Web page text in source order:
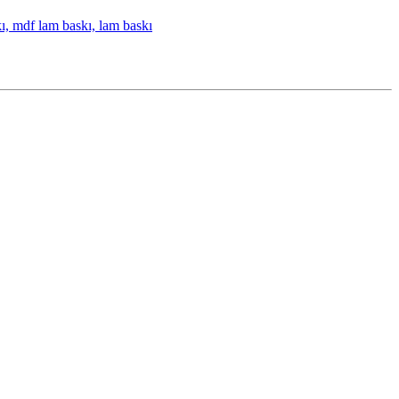
mdf lam baskı, lam baskı